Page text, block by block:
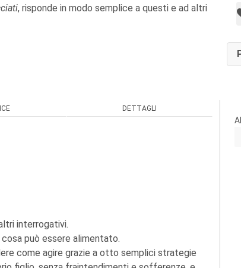
, risponde in modo semplice a questi e ad altri
DETTAGLI
interrogativi.
può essere alimentato.
come agire grazie a otto semplici strategie